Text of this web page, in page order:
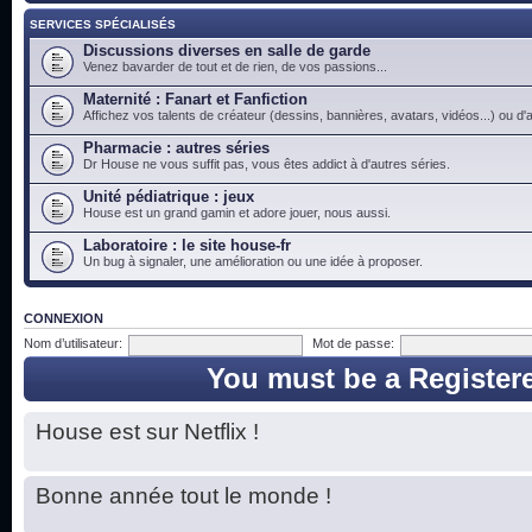
SERVICES SPÉCIALISÉS
Discussions diverses en salle de garde
Venez bavarder de tout et de rien, de vos passions...
Maternité : Fanart et Fanfiction
Affichez vos talents de créateur (dessins, bannières, avatars, vidéos...) ou
Pharmacie : autres séries
Dr House ne vous suffit pas, vous êtes addict à d'autres séries.
Unité pédiatrique : jeux
House est un grand gamin et adore jouer, nous aussi.
Laboratoire : le site house-fr
Un bug à signaler, une amélioration ou une idée à proposer.
CONNEXION
Nom d’utilisateur:
Mot de passe:
You must be a
House est sur Netflix !
Bonne année tout le monde !